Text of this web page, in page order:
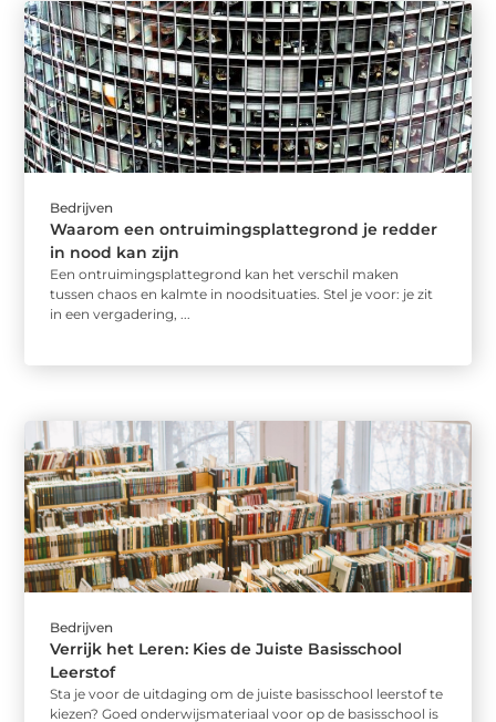
Bedrijven
Waarom een ontruimingsplattegrond je redder
in nood kan zijn
Een ontruimingsplattegrond kan het verschil maken
tussen chaos en kalmte in noodsituaties. Stel je voor: je zit
in een vergadering, ...
Bedrijven
Verrijk het Leren: Kies de Juiste Basisschool
Leerstof
Sta je voor de uitdaging om de juiste basisschool leerstof te
kiezen? Goed onderwijsmateriaal voor op de basisschool is